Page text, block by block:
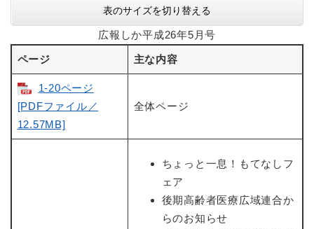
表のサイズを切り替える
広報しか平成26年5月号
ページ 主な内容
1-20ページ
[PDFファイル／
12.57MB]
全体ページ
ちょっと一息！もてなしフ
ェア
後期高齢者医療広域連合か
らのお知らせ